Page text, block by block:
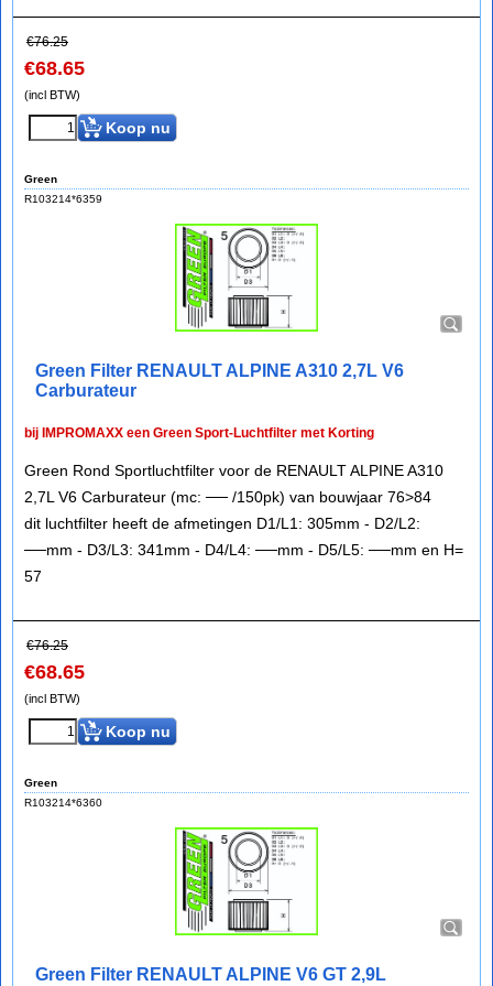
€76.25
€68.65
(incl BTW)
Koop nu
Green
R103214*6359
Green Filter RENAULT ALPINE A310 2,7L V6
Carburateur
bij IMPROMAXX een Green Sport-Luchtfilter met Korting
Green Rond Sportluchtfilter voor de RENAULT ALPINE A310
2,7L V6 Carburateur (mc: ── /150pk) van bouwjaar 76>84
dit luchtfilter heeft de afmetingen D1/L1: 305mm - D2/L2:
──mm - D3/L3: 341mm - D4/L4: ──mm - D5/L5: ──mm en H=
57
€76.25
€68.65
(incl BTW)
Koop nu
Green
R103214*6360
Green Filter RENAULT ALPINE V6 GT 2,9L